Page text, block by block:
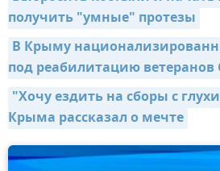
получить "умные" протезы
В Крыму
под реабилитацию ветеранов
"Хочу ездить на сборы с
Крыма рассказал о мечте